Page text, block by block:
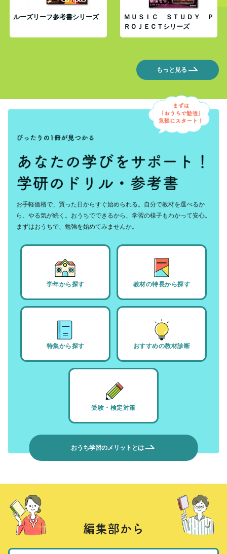
ルーズリーフ参考書シリーズ
ＭＵＳＩＣ ＳＴＵＤＹ Ｐ
ＲＯＪＥＣＴシリーズ
もっと見る
お手軽価格で、買った日からすぐ始められる。自分で教材を選べるか
ら、やる気が続く。おうちでできるから、学習の様子もわかって安心。
まずはおうちで、勉強を始めてみませんか。
学年から探す 教材の特長から探す
特集から探す おすすめの教材診断
受験・検定対策
おうち学習のメリットとは
編集部から